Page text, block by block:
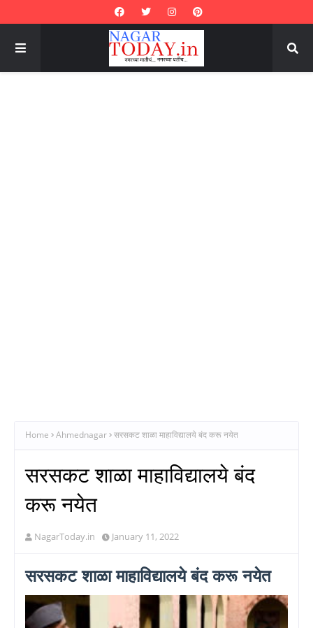
Home Ahmednagar सरसकट शाळा माहाविद्यालये बंद करू नयेत
सरसकट शाळा माहाविद्यालये बंद
करू नयेत
NagarToday.in January 11, 2022
सरसकट शाळा माहाविद्यालये बंद करू नयेत